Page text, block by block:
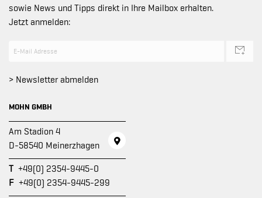
sowie News und Tipps direkt in Ihre Mailbox erhalten.
Jetzt anmelden:
> Newsletter abmelden
MOHN GMBH
Am Stadion 4
D-58540 Meinerzhagen
T +49(0) 2354-9445-0
F +49(0) 2354-9445-299